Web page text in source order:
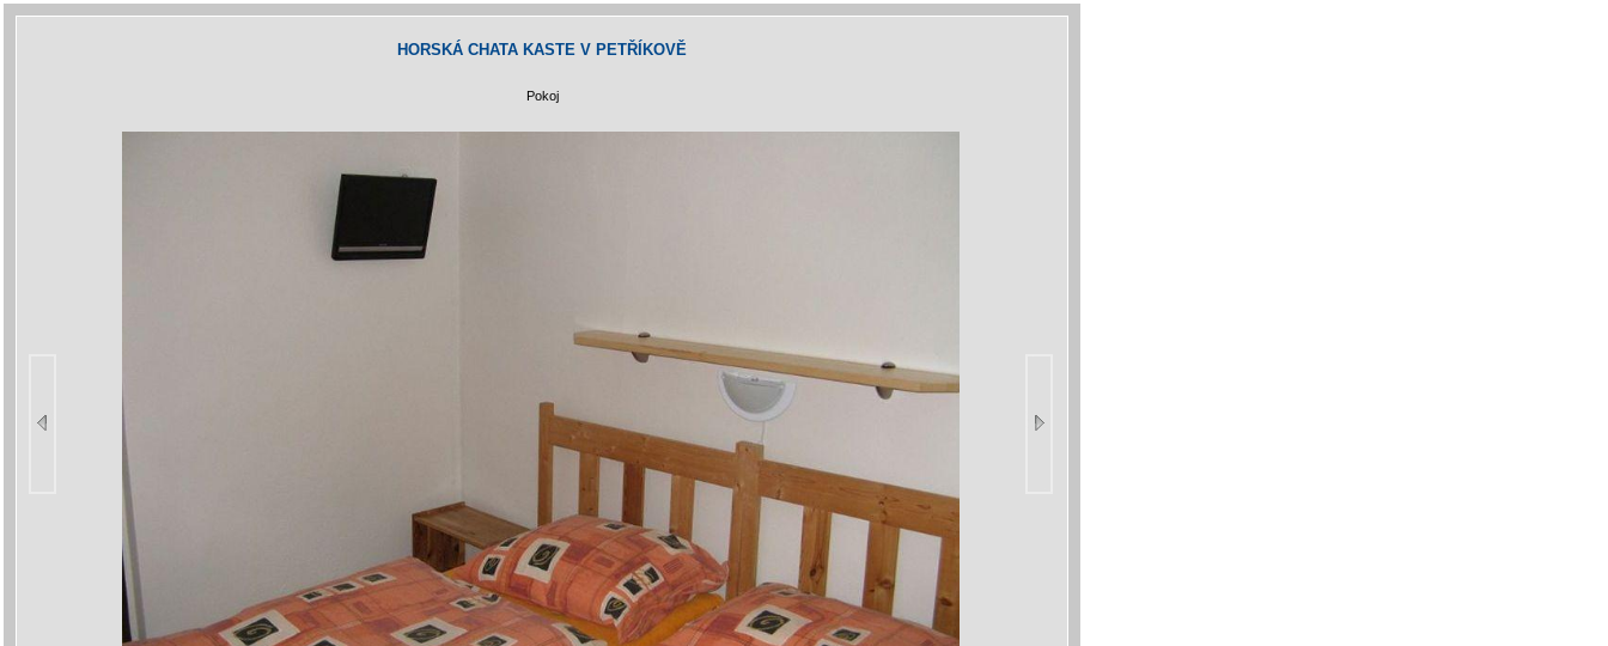
HORSKÁ CHATA KASTE V PETŘÍKOVĚ
Pokoj